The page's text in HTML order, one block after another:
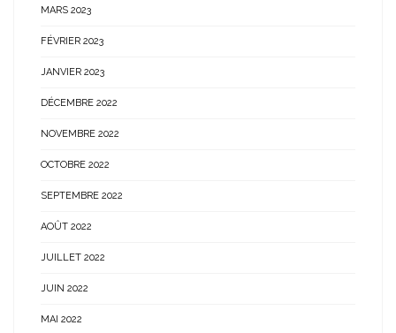
MARS 2023
FÉVRIER 2023
JANVIER 2023
DÉCEMBRE 2022
NOVEMBRE 2022
OCTOBRE 2022
SEPTEMBRE 2022
AOÛT 2022
JUILLET 2022
JUIN 2022
MAI 2022